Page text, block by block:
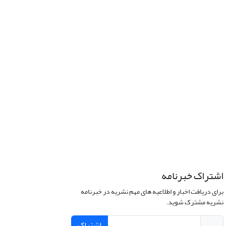
اشتراک خبرنامه
برای دریافت اخبار و اطلاعیه های مهم نشریه در خبرنامه
نشریه مشترک شوید.